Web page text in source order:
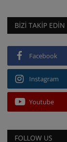
BIZI TAKIP EDIN
Facebook
Instagram
Youtube
FOLLOW US